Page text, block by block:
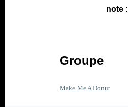
note :
Groupe
Make Me A Donut